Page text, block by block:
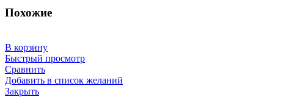
Похожие
В корзину
Быстрый просмотр
Сравнить
Добавить в список желаний
Закрыть